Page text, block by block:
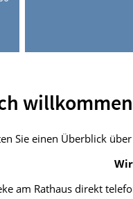
Sie einen Überblick
am Rathaus direkt